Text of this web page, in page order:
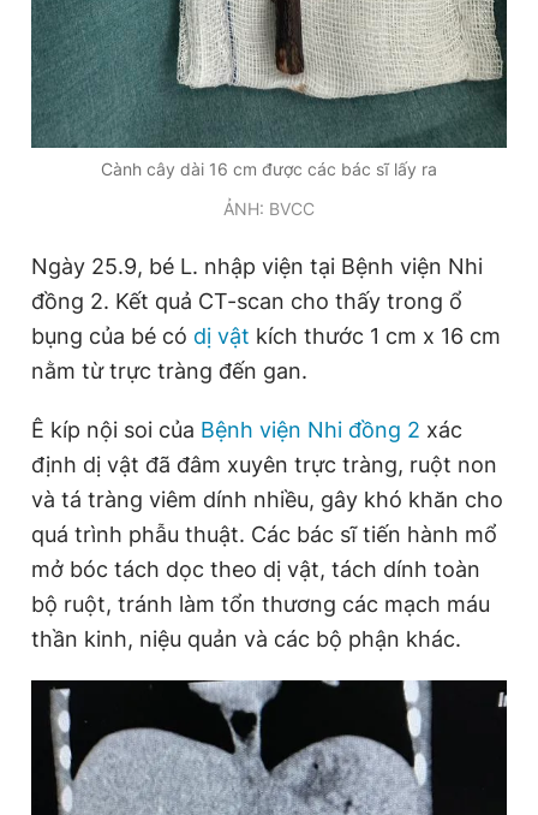
Cành cây dài 16 cm được các bác sĩ lấy ra
ẢNH: BVCC
Ngày 25.9, bé L. nhập viện tại Bệnh viện Nhi
đồng 2. Kết quả CT-scan cho thấy trong ổ
bụng của bé có dị vật kích thước 1 cm x 16 cm
nằm từ trực tràng đến gan.
Ê kíp nội soi của Bệnh viện Nhi đồng 2 xác
định dị vật đã đâm xuyên trực tràng, ruột non
và tá tràng viêm dính nhiều, gây khó khăn cho
quá trình phẫu thuật. Các bác sĩ tiến hành mổ
mở bóc tách dọc theo dị vật, tách dính toàn
bộ ruột, tránh làm tổn thương các mạch máu
thần kinh, niệu quản và các bộ phận khác.